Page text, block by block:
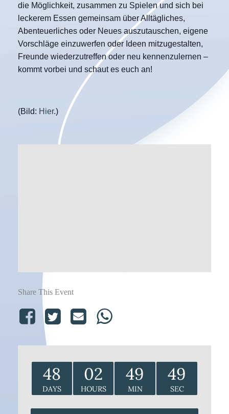
die Möglichkeit, zusammen zu Spielen und sich bei
leckerem Essen gemeinsam über Alltägliches,
Abenteuerliches oder Neues auszutauschen, eigene
Vorschläge einzuwerfen oder Ideen mitzugestalten,
Freunde wiederzutreffen oder neu kennenzulernen –
kommt vorbei und schaut es euch an!
(Bild: Hier.)
Share This Event
48
DAYS
02
HOURS
49
MIN
49
SEC